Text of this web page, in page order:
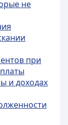
не
при
и доходах